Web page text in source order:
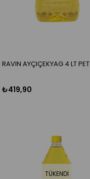
RAVIN AYÇIÇEKYAG 4 LT PET
₺419,90
TÜKENDI